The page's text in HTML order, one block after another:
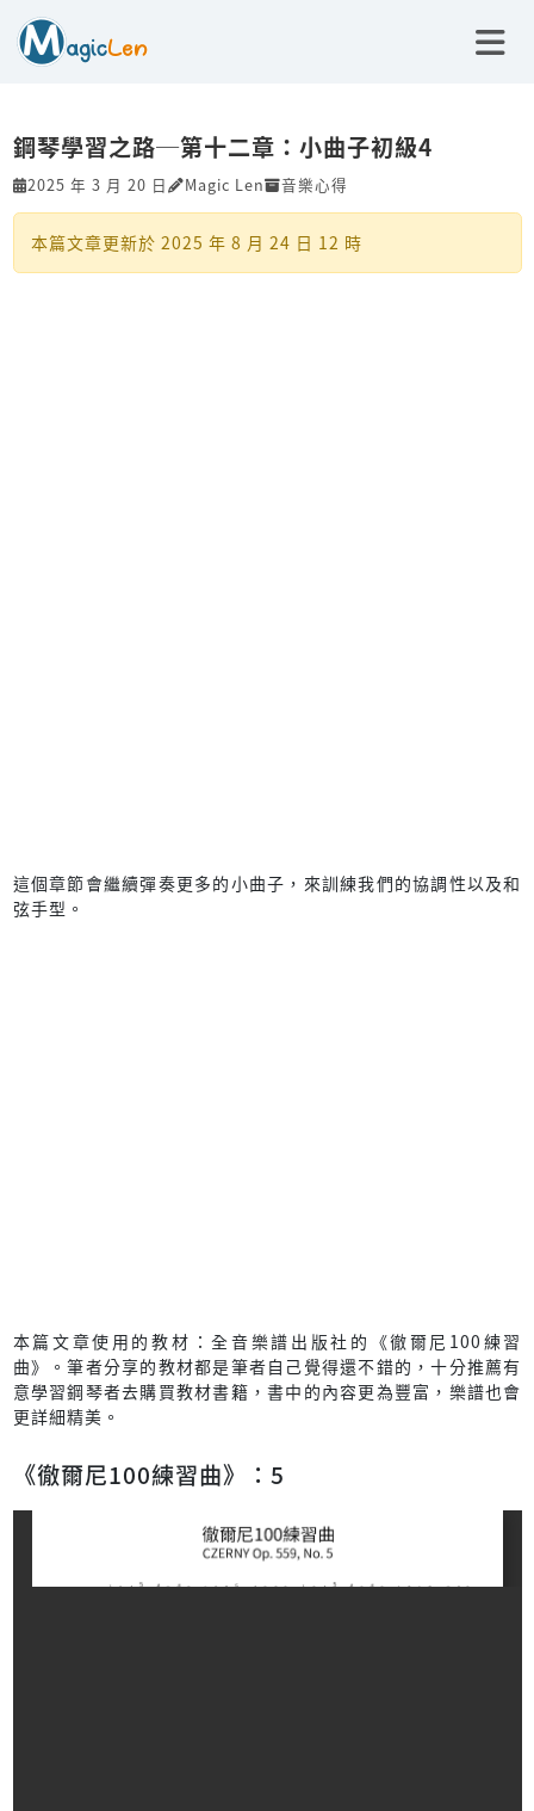
鋼琴學習之路─第十二章：小曲子初級4
2025 年 3 月 20 日 Magic Len 音樂心得
本篇文章更新於 2025 年 8 月 24 日 12 時
這個章節會繼續彈奏更多的小曲子，來訓練我們的協調性以及和
弦手型。
本篇文章使用的教材：全音樂譜出版社的《徹爾尼100練習
曲》。筆者分享的教材都是筆者自己覺得還不錯的，十分推薦有
意學習鋼琴者去購買教材書籍，書中的內容更為豐富，樂譜也會
更詳細精美。
《徹爾尼100練習曲》：5